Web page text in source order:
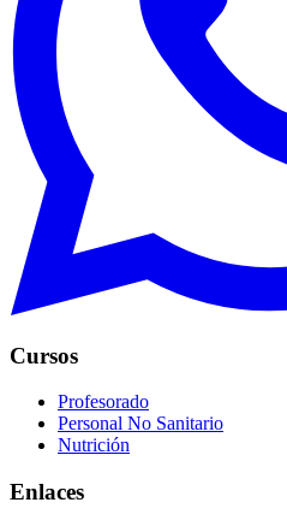
Cursos
Profesorado
Personal No Sanitario
Nutrición
Enlaces